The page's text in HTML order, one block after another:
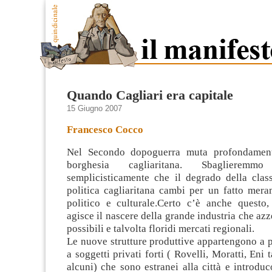
Quando Cagliari era capitale
15 Giugno 2007
Francesco Cocco
Nel Secondo dopoguerra muta
borghesia cagliaritana.
semplicisticamente che il degrado della
politica cagliaritana cambi per un fatto
politico e culturale.Certo c’è anche
agisce il nascere della grande industria che
possibili e talvolta floridi mercati regionali.
Le nuove strutture produttive appartengono a
a soggetti privati forti ( Rovelli, Moratti, Eni
alcuni) che sono estranei alla città e